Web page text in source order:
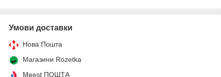
Умови доставки
Нова Пошта
Магазини Rozetka
Meest ПОШТА